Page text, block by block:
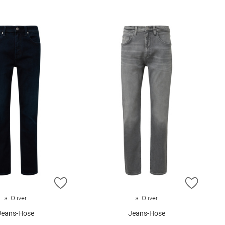
HINZUFÜGEN
s. Oliver
Hose
ZUR
s. Oliver
Jeans-Hose